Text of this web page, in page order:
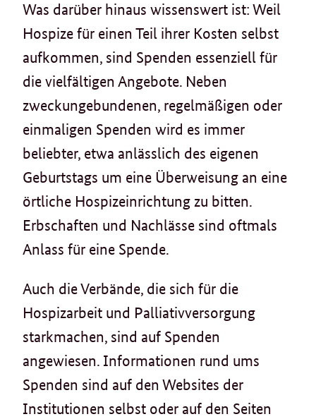
Was darüber hinaus wissenswert ist: Weil
Hospize für einen Teil ihrer Kosten selbst
aufkommen, sind Spenden essenziell für
die vielfältigen Angebote. Neben
zweckungebundenen, regelmäßigen oder
einmaligen Spenden wird es immer
beliebter, etwa anlässlich des eigenen
Geburtstags um eine Überweisung an eine
örtliche Hospizeinrichtung zu bitten.
Erbschaften und Nachlässe sind oftmals
Anlass für eine Spende.
Auch die Verbände, die sich für die
Hospizarbeit und Palliativversorgung
starkmachen, sind auf Spenden
angewiesen. Informationen rund ums
Spenden sind auf den Websites der
Institutionen selbst oder auf den Seiten